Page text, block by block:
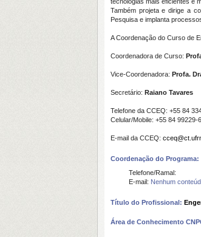
Também projeta e dirige a
Pesquisa e implanta
A Coordenação do Curso de
Coordenadora de Curso:
Vice-Coordenadora: Profa.
Secretário: Raiano Tavares
Telefone da CCEQ: +55 84
Celular/Mobile: +55 84
E-mail da CCEQ:
Coordenação do Programa:
Telefone/Ramal:
E-mail: Nenhum
Título do Profissional:
Área de Conhecimento